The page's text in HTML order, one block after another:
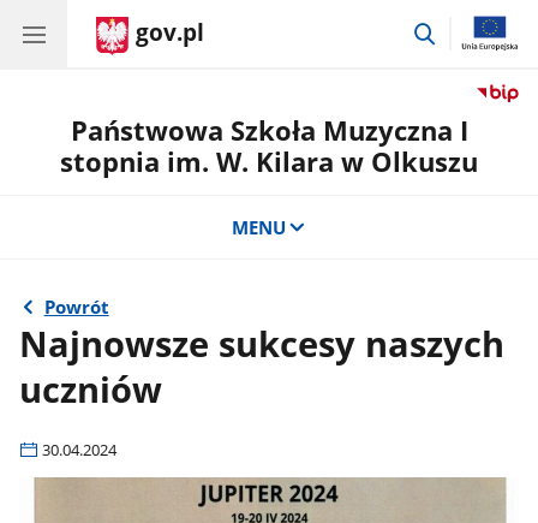
gov.pl
przejdź
Państwowa Szkoła Muzyczna I
stopnia im. W. Kilara w Olkuszu
MENU
Powrót
Najnowsze sukcesy naszych
uczniów
30.04.2024